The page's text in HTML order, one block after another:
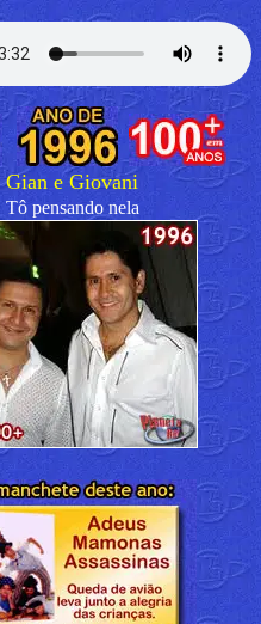
Gian e Giovani
Tô pensando nela